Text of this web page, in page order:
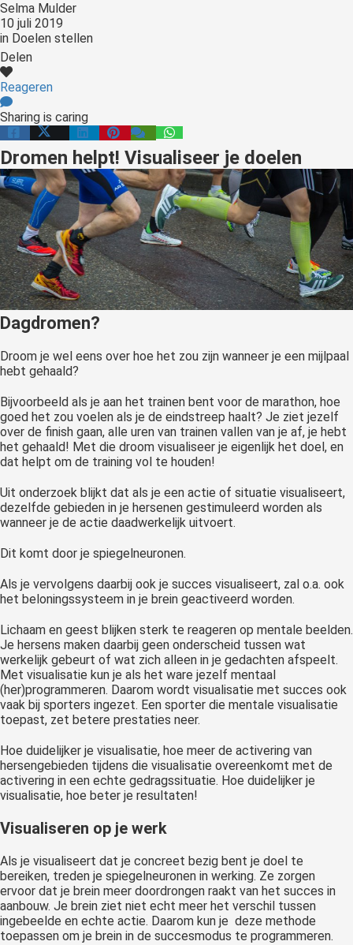
Selma Mulder
10 juli 2019
in Doelen stellen
Delen
Reageren
Sharing is caring
Dromen helpt! Visualiseer je doelen
Dagdromen?
Droom je wel eens over hoe het zou zijn wanneer je een mijlpaal
hebt gehaald?
Bijvoorbeeld als je aan het trainen bent voor de marathon, hoe
goed het zou voelen als je de eindstreep haalt? Je ziet jezelf
over de finish gaan, alle uren van trainen vallen van je af, je hebt
het gehaald! Met die droom visualiseer je eigenlijk het doel, en
dat helpt om de training vol te houden!
Uit onderzoek blijkt dat als je een actie of situatie visualiseert,
dezelfde gebieden in je hersenen gestimuleerd worden als
wanneer je de actie daadwerkelijk uitvoert.
Dit komt door je spiegelneuronen.
Als je vervolgens daarbij ook je succes visualiseert, zal o.a. ook
het beloningssysteem in je brein geactiveerd worden.
Lichaam en geest blijken sterk te reageren op mentale beelden.
Je hersens maken daarbij geen onderscheid tussen wat
werkelijk gebeurt of wat zich alleen in je gedachten afspeelt.
Met visualisatie kun je als het ware jezelf mentaal
(her)programmeren. Daarom wordt visualisatie met succes ook
vaak bij sporters ingezet. Een sporter die mentale visualisatie
toepast, zet betere prestaties neer.
Hoe duidelijker je visualisatie, hoe meer de activering van
hersengebieden tijdens die visualisatie overeenkomt met de
activering in een echte gedragssituatie. Hoe duidelijker je
visualisatie, hoe beter je resultaten!
Visualiseren op je werk
Als je visualiseert dat je concreet bezig bent je doel te
bereiken, treden je spiegelneuronen in werking. Ze zorgen
ervoor dat je brein meer doordrongen raakt van het succes in
aanbouw. Je brein ziet niet echt meer het verschil tussen
ingebeelde en echte actie. Daarom kun je deze methode
toepassen om je brein in de succesmodus te programmeren.